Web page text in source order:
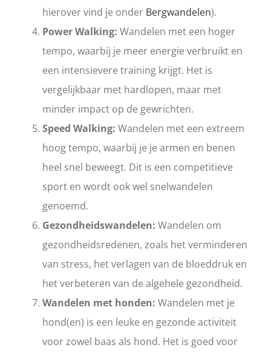
hierover vind je onder Bergwandelen).
Power Walking: Wandelen met een hoger
tempo, waarbij je meer energie verbruikt en
een intensievere training krijgt. Het is
vergelijkbaar met hardlopen, maar met
minder impact op de gewrichten.
Speed Walking: Wandelen met een extreem
hoog tempo, waarbij je je armen en benen
heel snel beweegt. Dit is een competitieve
sport en wordt ook wel snelwandelen
genoemd.
Gezondheidswandelen: Wandelen om
gezondheidsredenen, zoals het verminderen
van stress, het verlagen van de bloeddruk en
het verbeteren van de algehele gezondheid.
Wandelen met honden: Wandelen met je
hond(en) is een leuke en gezonde activiteit
voor zowel baas als hond. Het is goed voor